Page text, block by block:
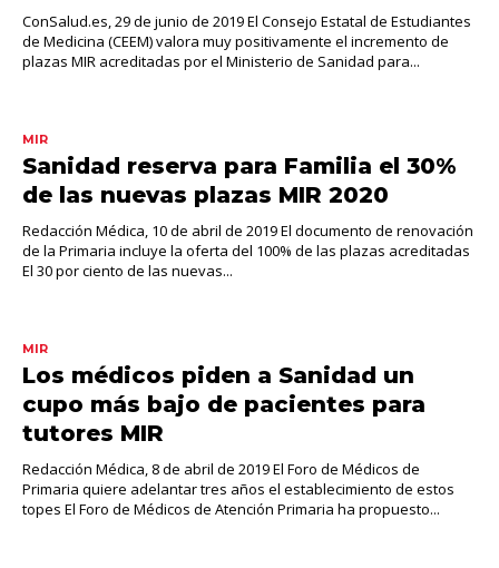
ConSalud.es, 29 de junio de 2019 El Consejo Estatal de Estudiantes
de Medicina (CEEM) valora muy positivamente el incremento de
plazas MIR acreditadas por el Ministerio de Sanidad para...
MIR
Sanidad reserva para Familia el 30%
de las nuevas plazas MIR 2020
Redacción Médica, 10 de abril de 2019 El documento de renovación
de la Primaria incluye la oferta del 100% de las plazas acreditadas
El 30 por ciento de las nuevas...
MIR
Los médicos piden a Sanidad un
cupo más bajo de pacientes para
tutores MIR
Redacción Médica, 8 de abril de 2019 El Foro de Médicos de
Primaria quiere adelantar tres años el establecimiento de estos
topes El Foro de Médicos de Atención Primaria ha propuesto...